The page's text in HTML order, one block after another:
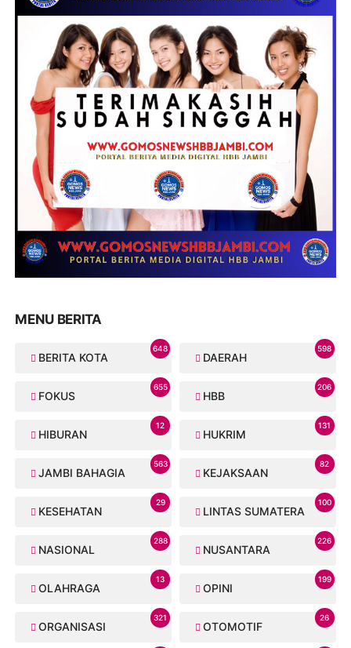
MENU BERITA
BERITA KOTA
648
DAERAH
598
FOKUS
655
HBB
206
HIBURAN
12
HUKRIM
131
JAMBI BAHAGIA
563
KEJAKSAAN
82
KESEHATAN
29
LINTAS SUMATERA
100
NASIONAL
288
NUSANTARA
226
OLAHRAGA
13
OPINI
199
ORGANISASI
321
OTOMOTIF
26